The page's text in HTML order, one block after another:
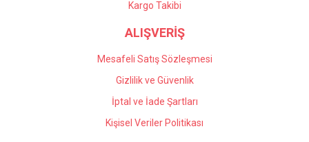
Gönder
Kargo Takibi
ALIŞVERİŞ
Mesafeli Satış Sözleşmesi
Gizlilik ve Güvenlik
İptal ve İade Şartları
Kişisel Veriler Politikası